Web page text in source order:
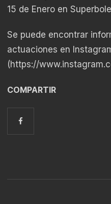
15 de Enero en
Se puede encontrar
actuaciones en
(https://
COMPARTIR